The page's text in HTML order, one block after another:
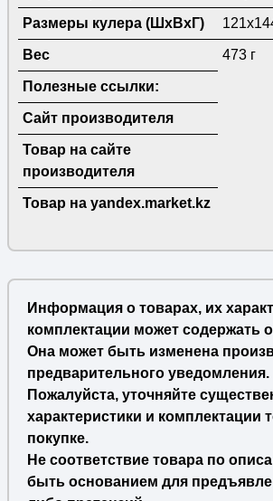
Размеры кулера (ШхВxГ)
Вес 473 г
Полезные ссылки:
Сайт производителя
Товар на сайте
производителя
Товар на yandex.market.kz
Информация о товарах, их
комплектации может содержать
Она может быть изменена
предварительного уведомления.
Пожалуйста, уточняйте
характеристики и комплектации
покупке.
Не соответствие товара по
быть основанием для